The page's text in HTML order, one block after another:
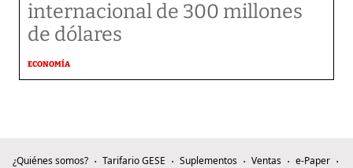
internacional de 300 millones
de dólares
ECONOMÍA
¿Quiénes somos? Tarifario GESE Suplementos Ventas
e-Paper